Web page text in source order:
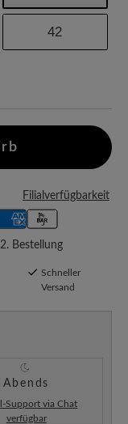
42
Filialverfügbarkeit
Bestellung
Schneller
Versand
Abends
Support via Chat
verfügbar